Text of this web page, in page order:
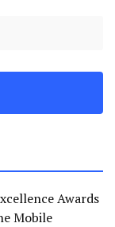
Awards
Mobile